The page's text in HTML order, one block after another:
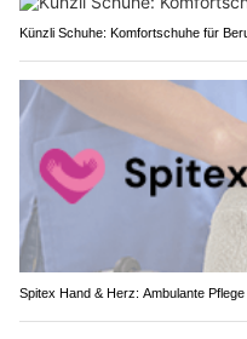
Künzli Schuhe: Komfortschuhe für
Spitex Hand & Herz: Ambulante